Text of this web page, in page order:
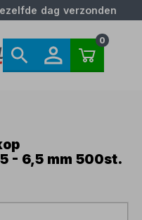
dag verzonden
0
- 6,5 mm 500st.